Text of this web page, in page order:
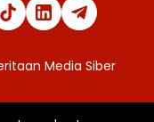
Media Siber